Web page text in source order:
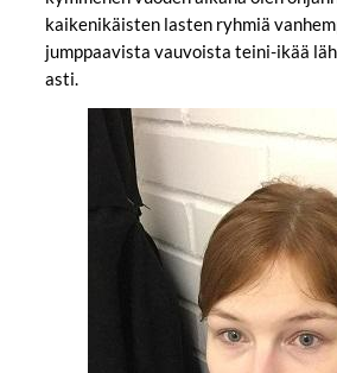
kaikenikäisten lasten ryhmiä
jumppaavista vauvoista teini-ikää
asti.